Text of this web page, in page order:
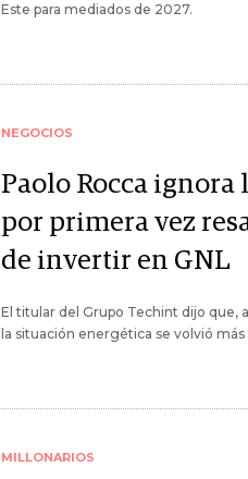
Este para mediados de 2027.
NEGOCIOS
Paolo Rocca
por primera vez
de invertir en GNL
El titular del Grupo Techint dijo que,
la situación energética se volvió más
MILLONARIOS